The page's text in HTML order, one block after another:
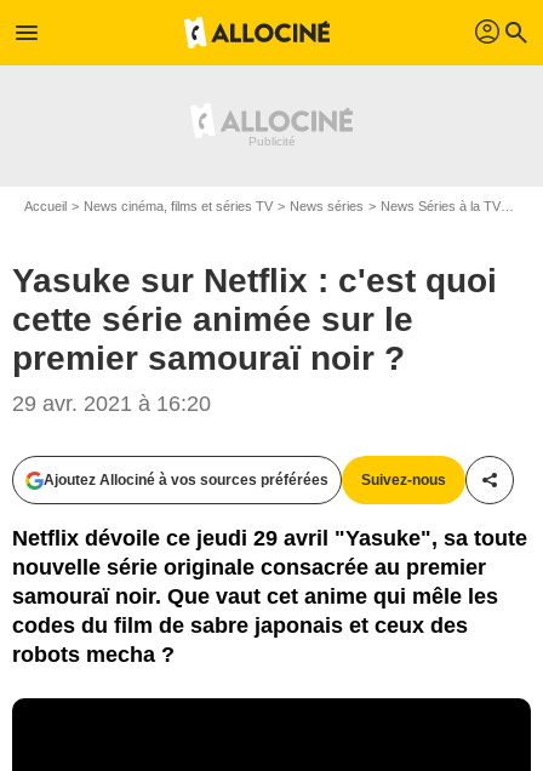
menu profil search
Accueil News cinéma, films et séries TV News séries News Séries à la TV
Yasuke sur Netflix : c'est quoi
cette série animée sur le
premier samouraï noir ?
29 avr. 2021 à 16:20
Ajoutez Allociné à vos sources préférées Suivez-nous
Netflix dévoile ce jeudi 29 avril "Yasuke", sa toute
nouvelle série originale consacrée au premier
samouraï noir. Que vaut cet anime qui mêle les
codes du film de sabre japonais et ceux des
robots mecha ?